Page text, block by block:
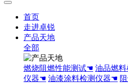
首页
走进卓锐
产品天地
全部
燃烧阻燃性能测试☚ 油品燃
仪器☚ 油漆涂料检测仪器☚